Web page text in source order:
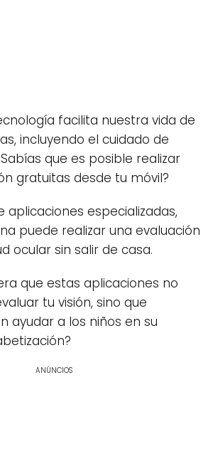
facilita nuestra vida de
incluyendo el cuidado de
que es posible realizar
gratuitas desde tu móvil?
aplicaciones especializadas,
puede realizar una evaluación
ocular sin salir de casa.
que estas aplicaciones no
tu visión, sino que
ayudar a los niños en su
ANÚNCIOS